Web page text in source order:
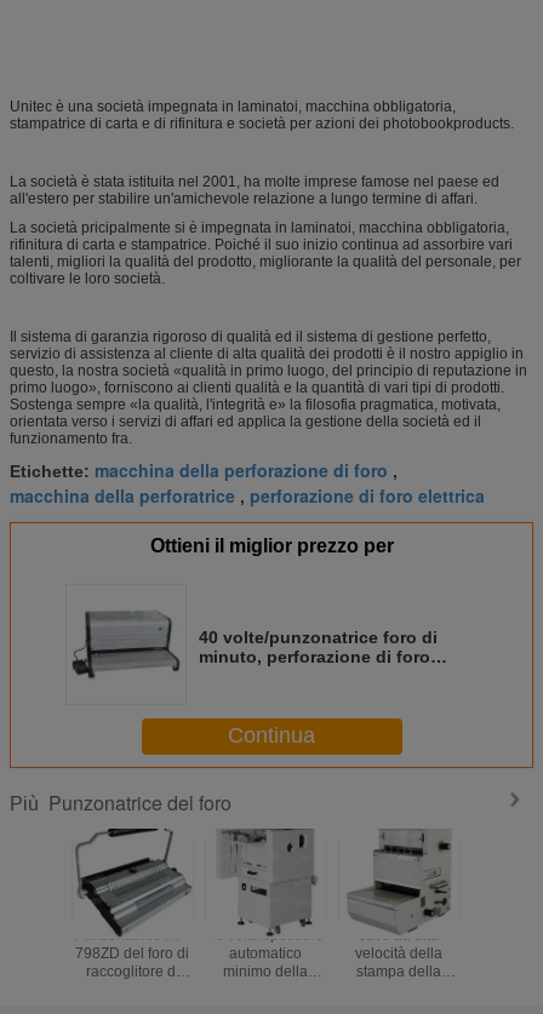
Unitec è una società impegnata in laminatoi, macchina obbligatoria,
stampatrice di carta e di rifinitura e società per azioni dei photobookproducts.
La società è stata istituita nel 2001, ha molte imprese famose nel paese ed
all'estero per stabilire un'amichevole relazione a lungo termine di affari.
La società pricipalmente si è impegnata in laminatoi, macchina obbligatoria,
rifinitura di carta e stampatrice. Poiché il suo inizio continua ad assorbire vari
talenti, migliori la qualità del prodotto, migliorante la qualità del personale, per
coltivare le loro società.
Il sistema di garanzia rigoroso di qualità ed il sistema di gestione perfetto,
servizio di assistenza al cliente di alta qualità dei prodotti è il nostro appiglio in
questo, la nostra società «qualità in primo luogo, del principio di reputazione in
primo luogo», forniscono ai clienti qualità e la quantità di vari tipi di prodotti.
Sostenga sempre «la qualità, l'integrità e» la filosofia pragmatica, motivata,
orientata verso i servizi di affari ed applica la gestione della società ed il
funzionamento fra.
Etichette: macchina della perforazione di foro ,
macchina della perforatrice , perforazione di foro elettrica
Ottieni il miglior prezzo per
40 volte/punzonatrice foro di
minuto, perforazione di foro
Continua
Più Punzonatrice del foro
Punzonatrice HP-
798ZD del foro di
raccoglitore di
70 volte/spessore
automatico
minimo della
cavo ad alta
velocità della
stampa della